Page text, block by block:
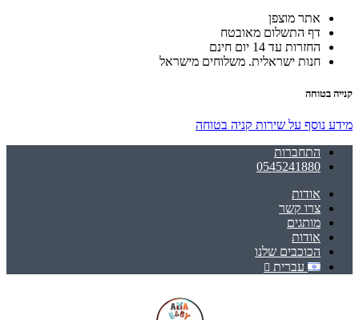
אתר מוצפן
דף התשלום מאובטח
החזרות עד 14 יום חינם
חנות ישראלית. משלוחים מישראל
קנייה בטוחה
מידע נוסף על שירות קניה בטוחה
התחברות
0545241880
אודות
צרו קשר
מותגים
אודות
הכוכבים שלנו
עברית